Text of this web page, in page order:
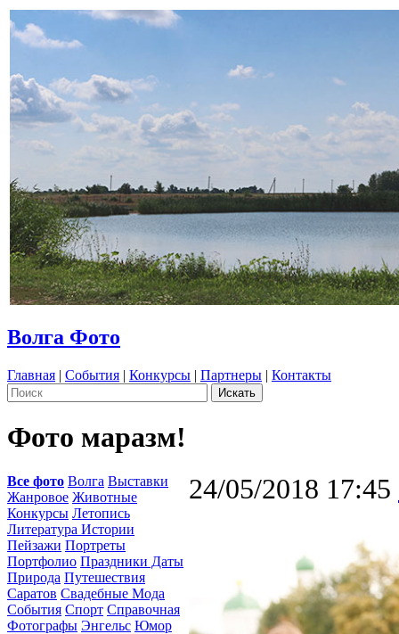
Волга Фото
Главная | События | Конкурсы | Партнеры | Контакты
Фото маразм!
Все фото Волга Выставки
Жанровое Животные
Конкурсы Летопись
Литература Истории
Пейзажи Портреты
Портфолио Праздники Даты
Природа Путешествия
Саратов Свадебные Мода
События Спорт Справочная
Фотографы Энгельс Юмор
24/05/2018 17:45